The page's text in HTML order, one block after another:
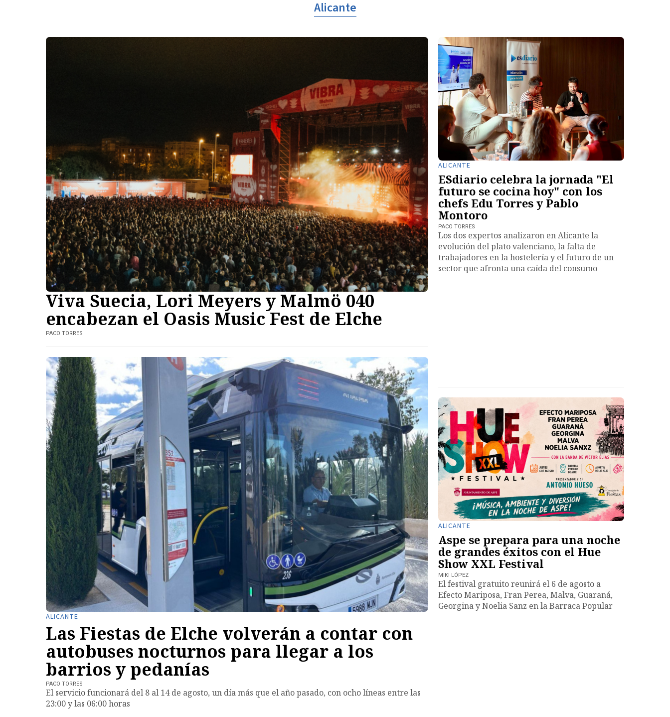
Alicante
Viva Suecia, Lori Meyers y Malmö 040
encabezan el Oasis Music Fest de Elche
PACO TORRES
ALICANTE
Las Fiestas de Elche volverán a contar con
autobuses nocturnos para llegar a los
barrios y pedanías
PACO TORRES
El servicio funcionará del 8 al 14 de agosto, un día más que el año pasado, con ocho líneas entre las
23:00 y las 06:00 horas
ALICANTE
ESdiario celebra la jornada "El
futuro se cocina hoy" con los
chefs Edu Torres y Pablo
Montoro
PACO TORRES
Los dos expertos analizaron en Alicante la
evolución del plato valenciano, la falta de
trabajadores en la hostelería y el futuro de un
sector que afronta una caída del consumo
ALICANTE
Aspe se prepara para una noche
de grandes éxitos con el Hue
Show XXL Festival
MIKI LÓPEZ
El festival gratuito reunirá el 6 de agosto a
Efecto Mariposa, Fran Perea, Malva, Guaraná,
Georgina y Noelia Sanz en la Barraca Popular